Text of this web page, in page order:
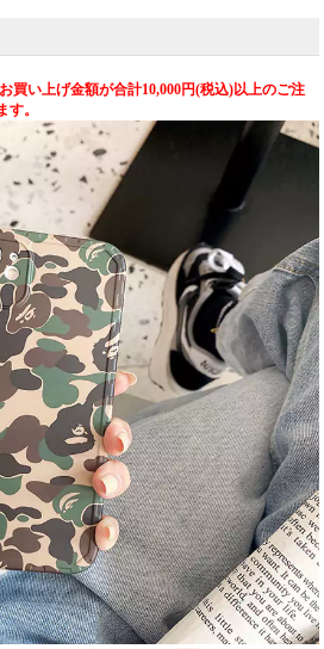
買い上げ金額が合計10,000円(税込)以上のご注
。